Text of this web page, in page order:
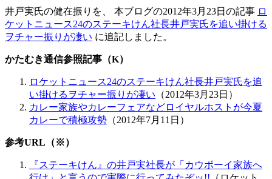
井戸実氏の健在振りを、 本ブログの2012年3月23日の記事 ロ
ケットニュース24のステーキけん社長井戸実氏を追い掛ける
ヲチャー振りが凄い に追記しました。
かたむき通信参照記事（K）
ロケットニュース24のステーキけん社長井戸実氏を追
い掛けるヲチャー振りが凄い （2012年3月23日）
カレー家族やカレーフェアなどロイヤルホストが今夏
カレーで積極攻勢 （2012年7月11日）
参考URL（※）
『ステーキけん』の井戸実社長が「カウボーイ家族へ